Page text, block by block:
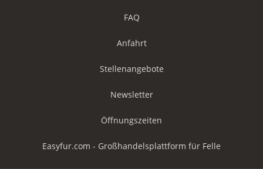
FAQ
Anfahrt
Stellenangebote
Newsletter
Öffnungszeiten
Easyfur.com - Großhandelsplattform für Felle